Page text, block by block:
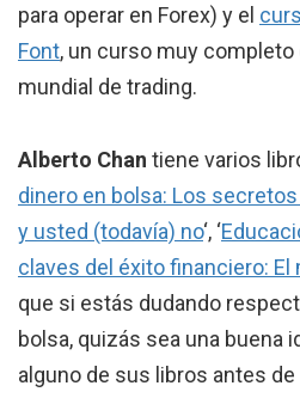
para operar en Forex) y el
Font, un curso muy completo
mundial de trading.
Alberto Chan tiene varios
dinero en bolsa: Los
y usted (todavía) no‘, ‘
claves del éxito financiero: El
que si estás dudando
bolsa, quizás sea una buena
alguno de sus libros antes